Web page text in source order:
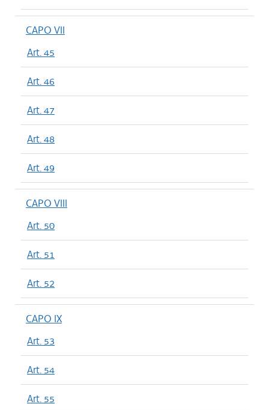
CAPO VII
Art. 45
Art. 46
Art. 47
Art. 48
Art. 49
CAPO VIII
Art. 50
Art. 51
Art. 52
CAPO IX
Art. 53
Art. 54
Art. 55